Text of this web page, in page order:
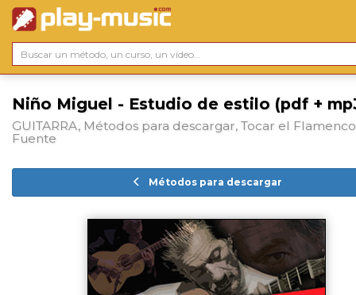
Niño Miguel - Estudio de estilo (pdf +
GUITARRA, Métodos para descargar, Tocar el
Fuente
Métodos para descargar